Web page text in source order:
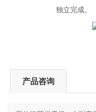
独立完成。
产品咨询